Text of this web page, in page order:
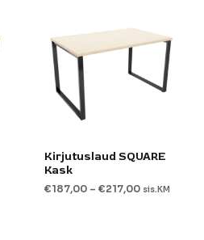
Kirjutuslaud SQUARE
Kask
€187,00 –€217,00 sis.KM